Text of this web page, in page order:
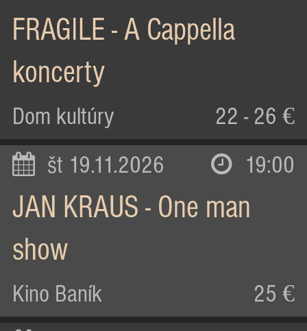
FRAGILE - A Cappella
koncerty
Dom kultúry 22 - 26 €
št 19.11.2026 19:00
JAN KRAUS - One man
show
Kino Baník 25 €